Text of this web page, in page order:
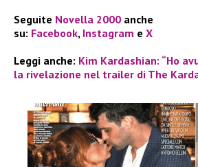
Seguite Novella 2000 anche
su: Facebook, Instagram e X
Leggi anche: Kim Kardashian: “Ho
la rivelazione nel trailer di The